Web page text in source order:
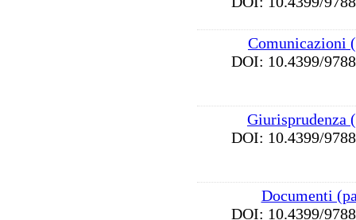
Comunicazioni
DOI: 10.4399/
Giurisprudenza
DOI: 10.4399/
Documenti
DOI: 10.4399/